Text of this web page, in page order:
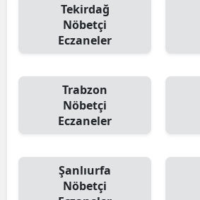
Tekirdağ
Nöbetçi
Eczaneler
Trabzon
Nöbetçi
Eczaneler
Şanlıurfa
Nöbetçi